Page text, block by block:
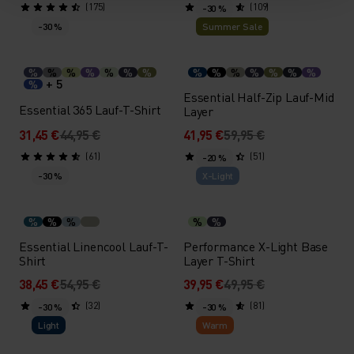
(175)
(109)
-30 %
% % % % % %
%
%
+ 5
Essential 365 Lauf-T-Shirt
31,45 €44,95 €
(61)
-30 %
Summer Sale
% % % % % % %
Essential Half-Zip Lauf-Mid
Layer
41,95 €59,95 €
(51)
-30 %
% % %
Essential Linencool Lauf-T-
Shirt
38,45 €54,95 €
(32)
-20 %
X-Light
% %
Performance X-Light Base
Layer T-Shirt
39,95 €49,95 €
(81)
-30 %
Light
-30 %
Warm